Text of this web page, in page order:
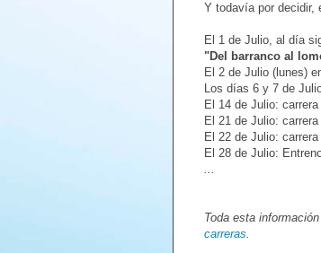
Y todavía por decidir,
El 1 de Julio, al día
"Del barranco al
El 2 de Julio (lunes)
Los días 6 y 7 de
El 14 de Julio: carrera
El 21 de Julio: carrera
El 22 de Julio: carrera
El 28 de Julio:
...
Toda esta
carreras.